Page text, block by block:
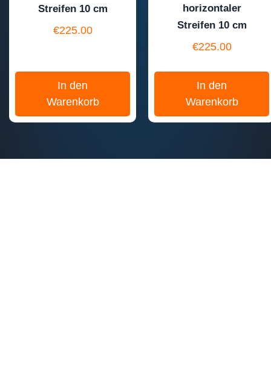
Streifen 10 cm
€225.00
In den
Warenkorb
horizontaler
Streifen 10 cm
€225.00
In den
Warenkorb